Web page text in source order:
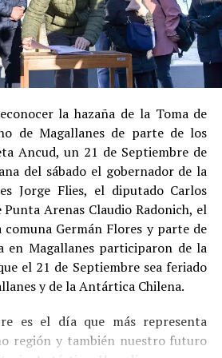
anterior irreprochable , al no
penales previos.
jurídicas, sumadas al
redujeron la posibilidad de un
en recinto penitenciario.
víctima y nueva investigación
bienes
de Letras de Castrodictó
una sentencia que obliga a
una indemnización total de
de daño moral:
favor de la víctima.
favor de su madre.
abrió una nueva línea
la hazaña de la Toma de
de Magallanes de parte de los
Ancud, un 21 de Septiembre de
del sábado el gobernador de la
Jorge Flies, el diputado Carlos
Arenas Claudio Radonich, el
comuna Germán Flores y parte de
en Magallanes participaron de la
el 21 de Septiembre sea feriado
y de la Antártica Chilena.
es el día que más representa
región y también nuestro futuro